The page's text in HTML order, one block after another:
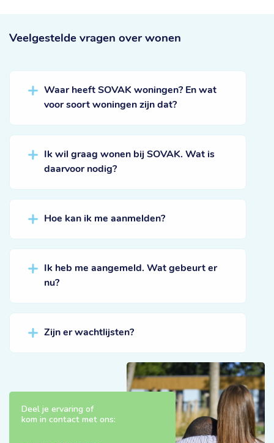
Veelgestelde vragen over wonen
Waar heeft SOVAK woningen? En wat
voor soort woningen zijn dat?
Ik wil graag wonen bij SOVAK. Wat is
daarvoor nodig?
Hoe kan ik me aanmelden?
Ik heb me aangemeld. Wat gebeurt er
nu?
Zijn er wachtlijsten?
Deel je ervaring of
kom in contact met ons: